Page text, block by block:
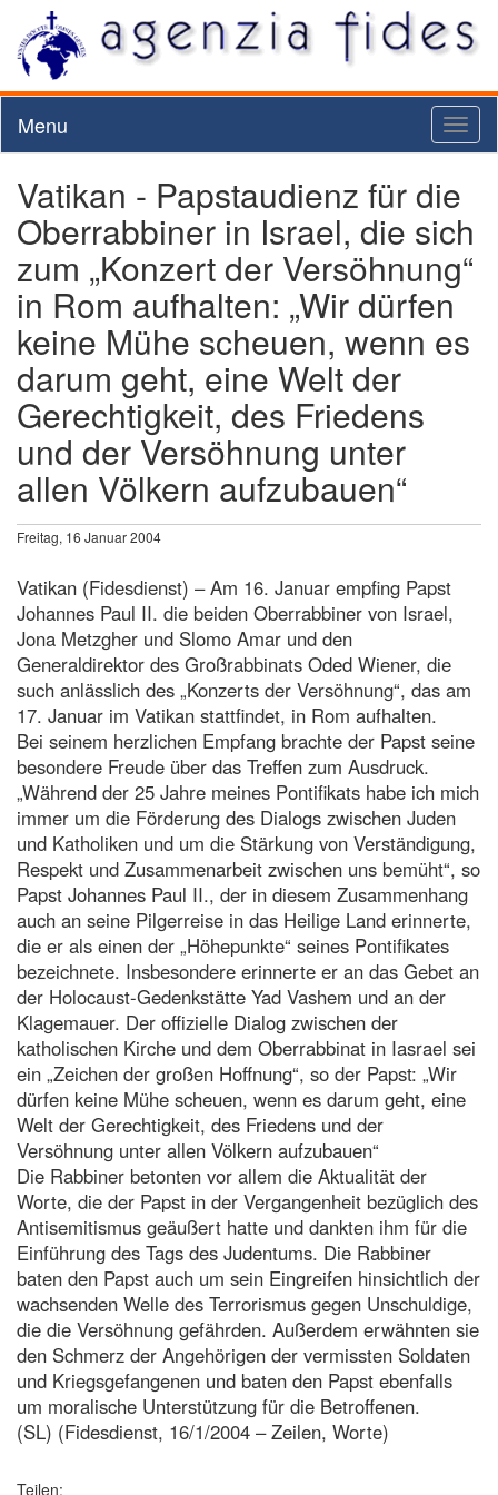
Menu
Vatikan - Papstaudienz für die
Oberrabbiner in Israel, die sich
zum „Konzert der Versöhnung“
in Rom aufhalten: „Wir dürfen
keine Mühe scheuen, wenn es
darum geht, eine Welt der
Gerechtigkeit, des Friedens
und der Versöhnung unter
allen Völkern aufzubauen“
Freitag, 16 Januar 2004
Vatikan (Fidesdienst) – Am 16. Januar empfing Papst
Johannes Paul II. die beiden Oberrabbiner von Israel,
Jona Metzgher und Slomo Amar und den
Generaldirektor des Großrabbinats Oded Wiener, die
such anlässlich des „Konzerts der Versöhnung“, das am
17. Januar im Vatikan stattfindet, in Rom aufhalten.
Bei seinem herzlichen Empfang brachte der Papst seine
besondere Freude über das Treffen zum Ausdruck.
„Während der 25 Jahre meines Pontifikats habe ich mich
immer um die Förderung des Dialogs zwischen Juden
und Katholiken und um die Stärkung von Verständigung,
Respekt und Zusammenarbeit zwischen uns bemüht“, so
Papst Johannes Paul II., der in diesem Zusammenhang
auch an seine Pilgerreise in das Heilige Land erinnerte,
die er als einen der „Höhepunkte“ seines Pontifikates
bezeichnete. Insbesondere erinnerte er an das Gebet an
der Holocaust-Gedenkstätte Yad Vashem und an der
Klagemauer. Der offizielle Dialog zwischen der
katholischen Kirche und dem Oberrabbinat in Iasrael sei
ein „Zeichen der großen Hoffnung“, so der Papst: „Wir
dürfen keine Mühe scheuen, wenn es darum geht, eine
Welt der Gerechtigkeit, des Friedens und der
Versöhnung unter allen Völkern aufzubauen“
Die Rabbiner betonten vor allem die Aktualität der
Worte, die der Papst in der Vergangenheit bezüglich des
Antisemitismus geäußert hatte und dankten ihm für die
Einführung des Tags des Judentums. Die Rabbiner
baten den Papst auch um sein Eingreifen hinsichtlich der
wachsenden Welle des Terrorismus gegen Unschuldige,
die die Versöhnung gefährden. Außerdem erwähnten sie
den Schmerz der Angehörigen der vermissten Soldaten
und Kriegsgefangenen und baten den Papst ebenfalls
um moralische Unterstützung für die Betroffenen.
(SL) (Fidesdienst, 16/1/2004 – Zeilen, Worte)
Teilen: